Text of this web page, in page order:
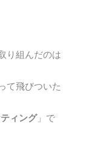
り組んだのは
て飛びついた
ィング」で